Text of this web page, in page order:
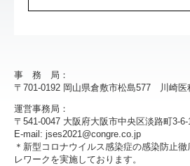
事 務 局：
〒701-0192 岡山県倉敷市松島577 川崎医
運営事務局：
〒541-0047 大阪府大阪市中央区淡路町3-
E-mail: jses2021@congre.co.jp
＊新型コロナウイルス感染症の感染防止
レワークを実施しております。